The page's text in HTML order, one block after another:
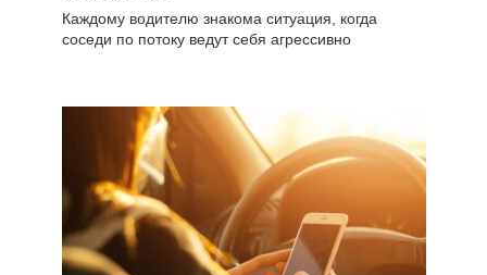
Каждому водителю знакома ситуация, когда
соседи по потоку ведут себя агрессивно